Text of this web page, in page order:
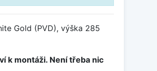
Gold (PVD), výška 285
k montáži. Není třeba nic